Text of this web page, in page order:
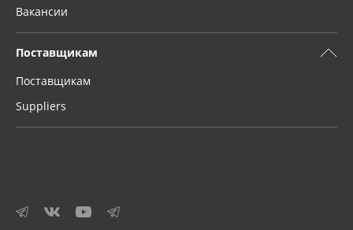
Вакансии
Поставщикам
Поставщикам
Suppliers